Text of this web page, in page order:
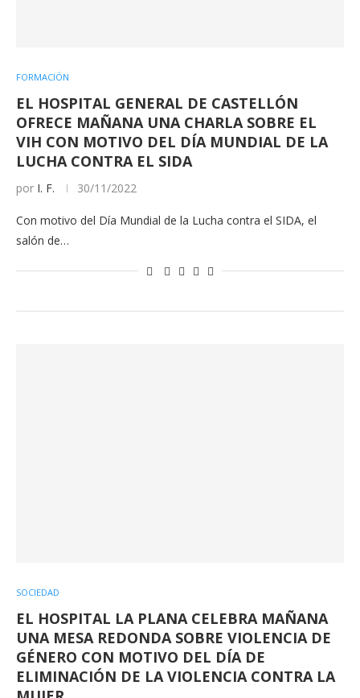
FORMACIÓN
EL HOSPITAL GENERAL DE CASTELLÓN
OFRECE MAÑANA UNA CHARLA SOBRE EL
VIH CON MOTIVO DEL DÍA MUNDIAL DE LA
LUCHA CONTRA EL SIDA
por I. F. 30/11/2022
Con motivo del Día Mundial de la Lucha contra el SIDA, el
salón de…
SOCIEDAD
EL HOSPITAL LA PLANA CELEBRA MAÑANA
UNA MESA REDONDA SOBRE VIOLENCIA DE
GÉNERO CON MOTIVO DEL DÍA DE
ELIMINACIÓN DE LA VIOLENCIA CONTRA LA